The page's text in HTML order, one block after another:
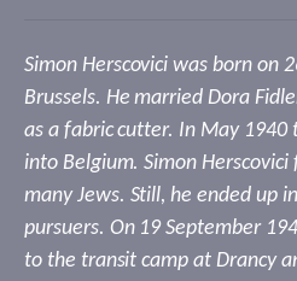
Simon Herscovici was born on
Brussels. He married Dora
as a fabric cutter. In May 1940
into Belgium. Simon Herscovici
many Jews. Still, he ended up
pursuers. On 19 September
to the transit camp at Drancy